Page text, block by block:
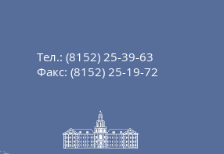
Тел.: (8152) 25-39-63
Факс: (8152) 25-19-72